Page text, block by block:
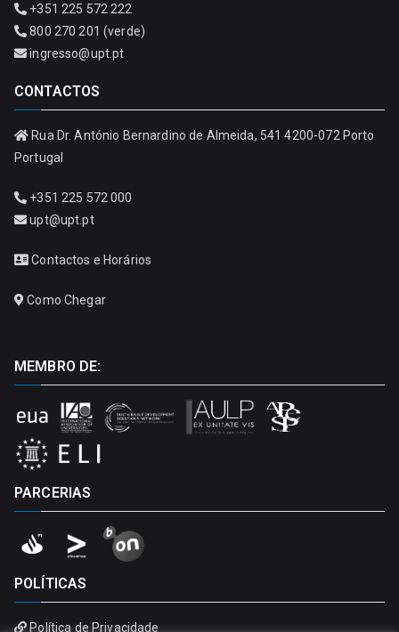
+351 225 572 222
800 270 201 (verde)
ingresso@upt.pt
CONTACTOS
Rua Dr. António Bernardino de Almeida, 541 4200-072 Porto
Portugal
+351 225 572 000
upt@upt.pt
Contactos e Horários
Como Chegar
MEMBRO DE:
PARCERIAS
POLÍTICAS
Política de Privacidade